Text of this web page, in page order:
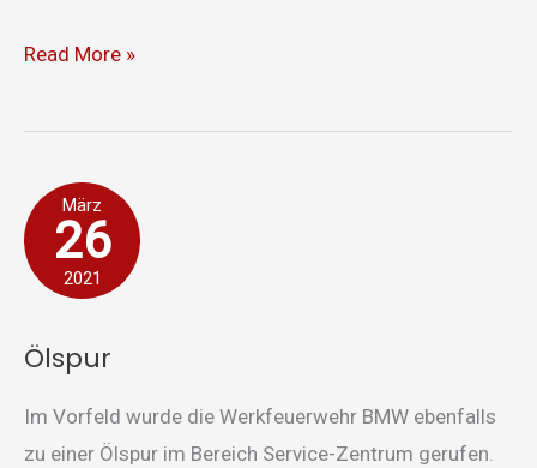
Read More »
März
26
2021
Ölspur
Im Vorfeld wurde die Werkfeuerwehr BMW ebenfalls
zu einer Ölspur im Bereich Service-Zentrum gerufen.
Ölspur